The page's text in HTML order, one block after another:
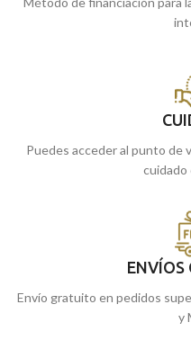
Puedes acceder al punto de
cuidado
ENVÍOS
Envío gratuito en pedidos
y